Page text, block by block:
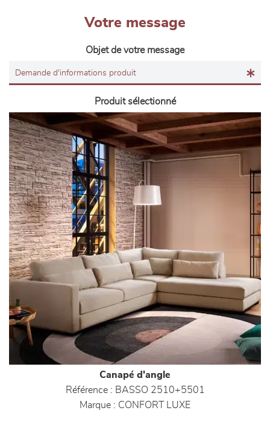
Votre message
Objet de votre message
Produit sélectionné
Canapé d'angle
Référence : BASSO 2510+5501
Marque : CONFORT LUXE